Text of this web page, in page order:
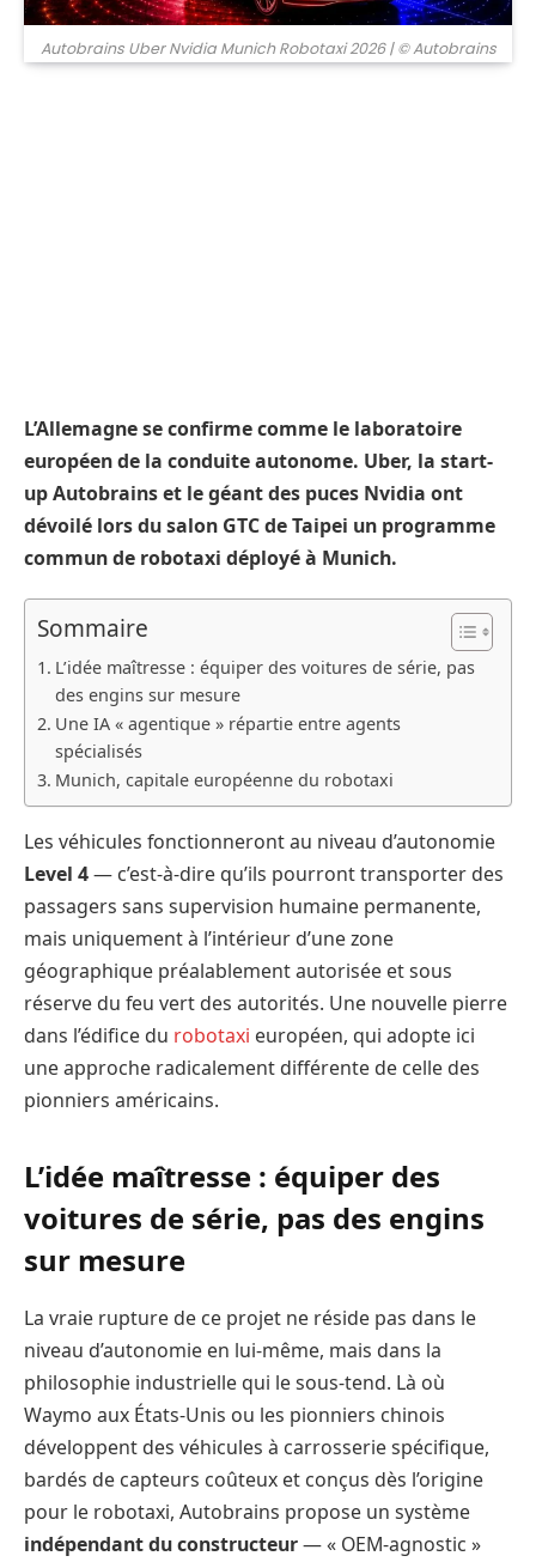
Autobrains Uber Nvidia Munich Robotaxi 2026| © Autobrains
L’Allemagne se confirme comme le laboratoire
européen de la conduite autonome. Uber, la start-
up Autobrains et le géant des puces Nvidia ont
dévoilé lors du salon GTC de Taipei un programme
commun de robotaxi déployé à Munich.
Sommaire
L’idée maîtresse : équiper des voitures de série, pas
des engins sur mesure
Une IA « agentique » répartie entre agents
spécialisés
Munich, capitale européenne du robotaxi
Les véhicules fonctionneront au niveau d’autonomie
Level 4— c’est-à-dire qu’ils pourront transporter des
passagers sans supervision humaine permanente,
mais uniquement à l’intérieur d’une zone
géographique préalablement autorisée et sous
réserve du feu vert des autorités. Une nouvelle pierre
dans l’édifice du robotaxi européen, qui adopte ici
une approche radicalement différente de celle des
pionniers américains.
L’idée maîtresse : équiper des
voitures de série, pas des engins
sur mesure
La vraie rupture de ce projet ne réside pas dans le
niveau d’autonomie en lui-même, mais dans la
philosophie industrielle qui le sous-tend. Là où
Waymo aux États-Unis ou les pionniers chinois
développent des véhicules à carrosserie spécifique,
bardés de capteurs coûteux et conçus dès l’origine
pour le robotaxi, Autobrains propose un système
indépendant du constructeur— « OEM-agnostic »